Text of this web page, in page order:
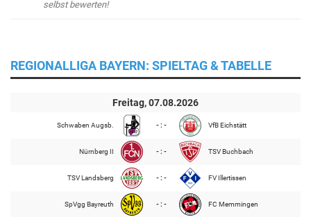
selbst bewerten!
REGIONALLIGA BAYERN: SPIELTAG & TABELLE
Freitag, 07.08.2026
Schwaben Augsb. - : - VfB Eichstätt
Nürnberg II - : - TSV Buchbach
TSV Landsberg - : - FV Illertissen
SpVgg Bayreuth - : - FC Memmingen